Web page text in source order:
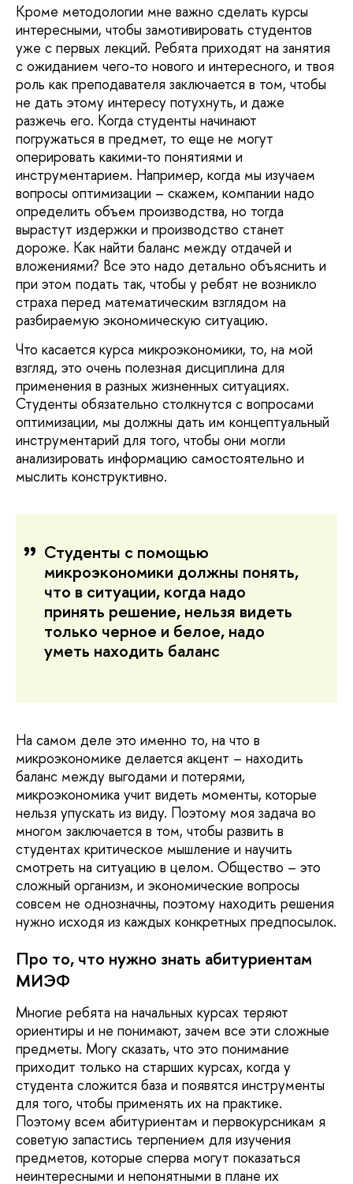
Кроме методологии мне важно сделать курсы
интересными, чтобы замотивировать студентов
уже с первых лекций. Ребята приходят на занятия
с ожиданием чего-то нового и интересного, и твоя
роль как преподавателя заключается в том, чтобы
не дать этому интересу потухнуть, и даже
разжечь его. Когда студенты начинают
погружаться в предмет, то еще не могут
оперировать какими-то понятиями и
инструментарием. Например, когда мы изучаем
вопросы оптимизации – скажем, компании надо
определить объем производства, но тогда
вырастут издержки и производство станет
дороже. Как найти баланс между отдачей и
вложениями? Все это надо детально объяснить и
при этом подать так, чтобы у ребят не возникло
страха перед математическим взглядом на
разбираемую экономическую ситуацию.
Что касается курса микроэкономики, то, на мой
взгляд, это очень полезная дисциплина для
применения в разных жизненных ситуациях.
Студенты обязательно столкнутся с вопросами
оптимизации, мы должны дать им концептуальный
инструментарий для того, чтобы они могли
анализировать информацию самостоятельно и
мыслить конструктивно.
Студенты с помощью
микроэкономики должны понять,
что в ситуации, когда надо
принять решение, нельзя видеть
только черное и белое, надо
уметь находить баланс
На самом деле это именно то, на что в
микроэкономике делается акцент – находить
баланс между выгодами и потерями,
микроэкономика учит видеть моменты, которые
нельзя упускать из виду. Поэтому моя задача во
многом заключается в том, чтобы развить в
студентах критическое мышление и научить
смотреть на ситуацию в целом. Общество – это
сложный организм, и экономические вопросы
совсем не однозначны, поэтому находить решения
нужно исходя из каждых конкретных предпосылок.
Про то, что нужно знать абитуриентам
МИЭФ
Многие ребята на начальных курсах теряют
ориентиры и не понимают, зачем все эти сложные
предметы. Могу сказать, что это понимание
приходит только на старших курсах, когда у
студента сложится база и появятся инструменты
для того, чтобы применять их на практике.
Поэтому всем абитуриентам и первокурсникам я
советую запастись терпением для изучения
предметов, которые сперва могут показаться
неинтересными и непонятными в плане их